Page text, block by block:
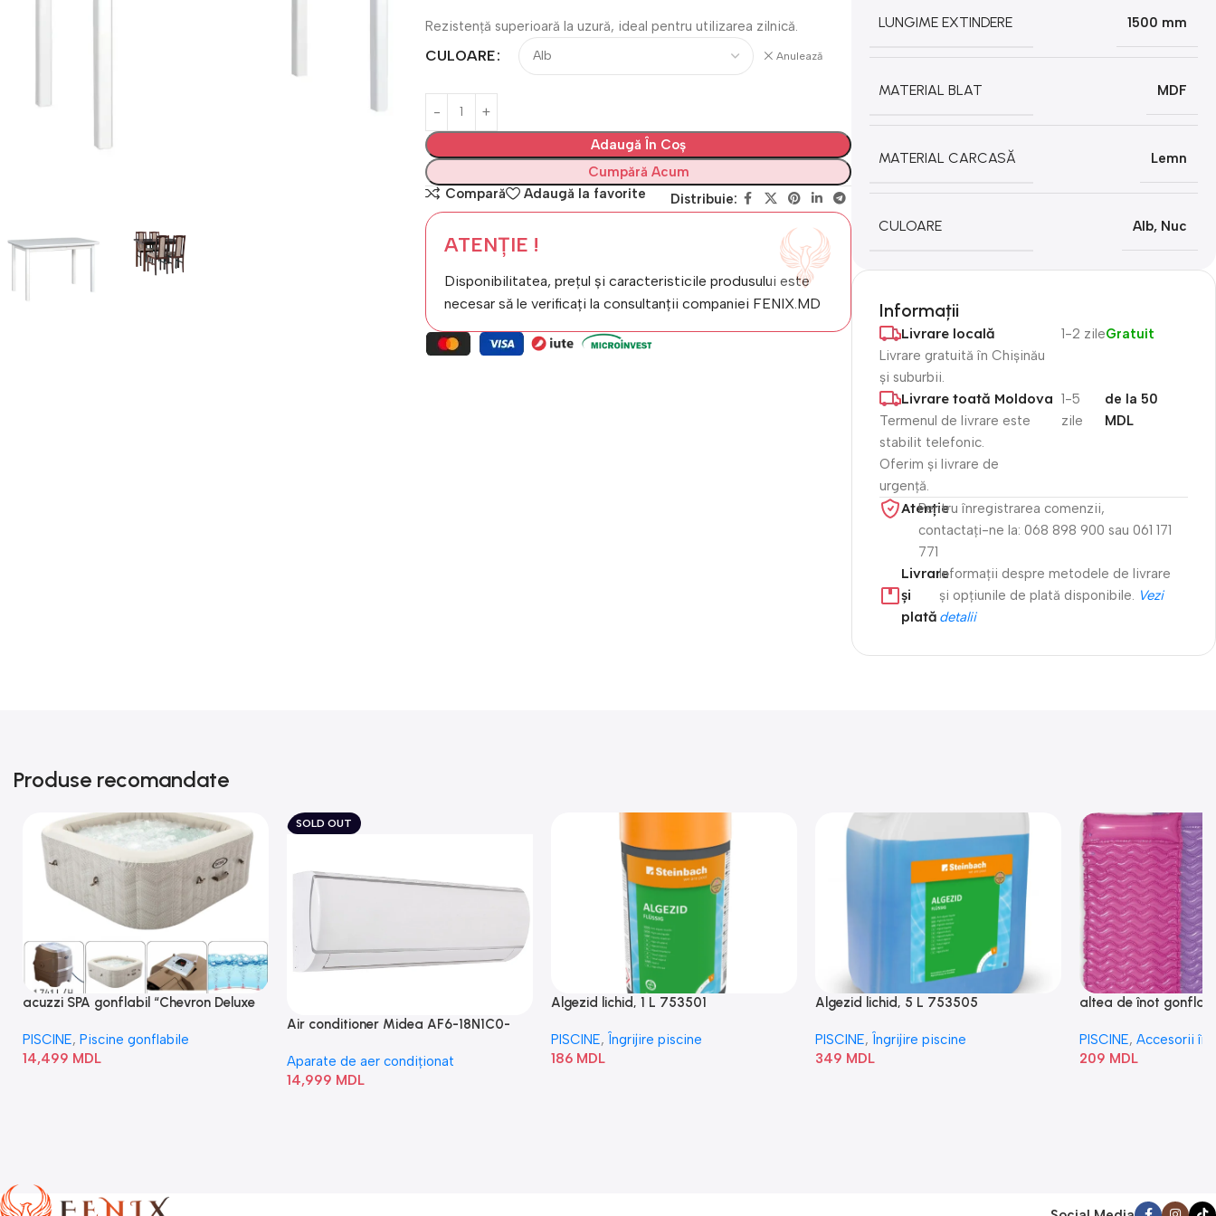
Rezistență superioară la uzură, ideal pentru utilizarea zilnică.
CULOARE Anulează
Adaugă În Coș
Cumpără Acum
Compară
Adaugă la favorite Distribuie:
ATENȚIE !
Disponibilitatea, prețul și caracteristicile produsului este
necesar să le verificați la consultanții companiei FENIX.MD
LUNGIME EXTINDERE 1500 mm
MATERIAL BLAT MDF
MATERIAL CARCASĂ Lemn
CULOARE Alb, Nuc
Informații
Livrare locală
Livrare gratuită în Chișinău
și suburbii.
1-2 zileGratuit
Livrare toată Moldova
Termenul de livrare este
stabilit telefonic.
Oferim și livrare de
urgență.
1-5
zile
de la 50
MDL
Atenție​
Pentru înregistrarea comenzii,
contactați-ne la: 068 898 900 sau 061 171
771
Livrare
și
plată
Informații despre metodele de livrare
și opțiunile de plată disponibile.
Vezi
detalii
Produse recomandate
acuzzi SPA gonflabil “Chevron Deluxe
PISCINE, Piscine gonflabile
14,499 MDL
SOLD OUT
Air conditioner Midea AF6-18N1C0-
Aparate de aer condiționat
14,999 MDL
Algezid lichid, 1 L 753501
PISCINE, Îngrijire piscine
186 MDL
Algezid lichid, 5 L 753505
PISCINE, Îngrijire piscine
349 MDL
altea de înot
PISCINE, Accesorii
209 MDL